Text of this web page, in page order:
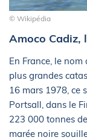
© Wikipédia
Amoco Cadiz,
En France, le nom
plus grandes
16 mars 1978, ce
Portsall, dans le
223 000 tonnes
marée noire